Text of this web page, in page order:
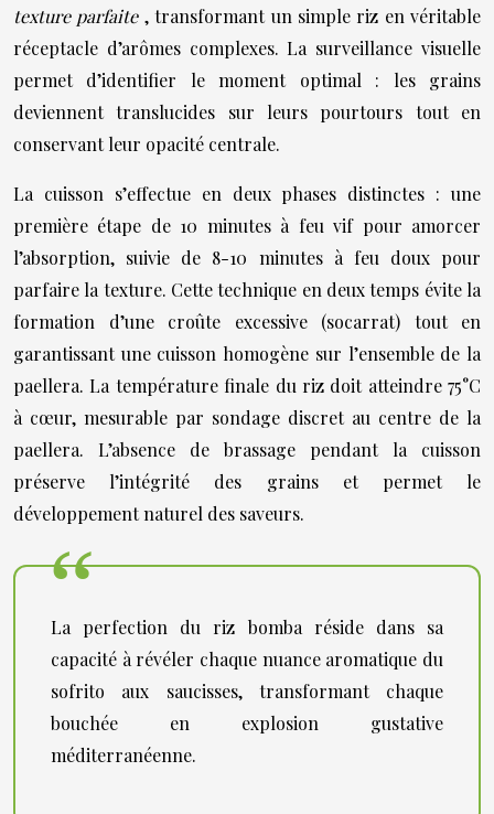
texture parfaite , transformant un simple riz en véritable
réceptacle d’arômes complexes. La surveillance visuelle
permet d’identifier le moment optimal : les grains
deviennent translucides sur leurs pourtours tout en
conservant leur opacité centrale.
La cuisson s’effectue en deux phases distinctes : une
première étape de 10 minutes à feu vif pour amorcer
l’absorption, suivie de 8-10 minutes à feu doux pour
parfaire la texture. Cette technique en deux temps évite la
formation d’une croûte excessive (socarrat) tout en
garantissant une cuisson homogène sur l’ensemble de la
paellera. La température finale du riz doit atteindre 75°C
à cœur, mesurable par sondage discret au centre de la
paellera. L’absence de brassage pendant la cuisson
préserve l’intégrité des grains et permet le
développement naturel des saveurs.
La perfection du riz bomba réside dans sa
capacité à révéler chaque nuance aromatique du
sofrito aux saucisses, transformant chaque
bouchée en explosion gustative
méditerranéenne.